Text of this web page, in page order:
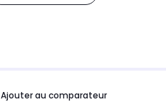
Ajouter au comparateur